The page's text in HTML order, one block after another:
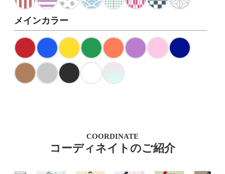
メインカラー
COORDINATE
コーディネイトのご紹介